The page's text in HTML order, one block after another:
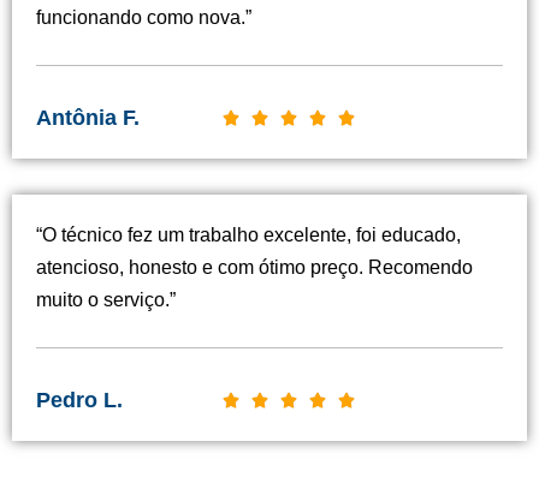
funcionando como nova.”
Antônia F.     C
s
i
i
d
“O técnico fez um trabalho excelente, foi educado,
atencioso, honesto e com ótimo preço. Recomendo
muito o serviço.”
Pedro L.     C